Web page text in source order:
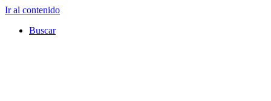
Ir al contenido
Buscar